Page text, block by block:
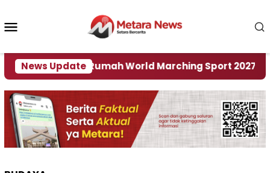
konten
News Update
Jadi Tuan Rumah World Marching Sport 2027